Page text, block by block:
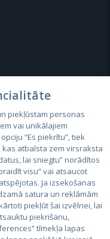
piekļūstam personas
vai unikālajiem
“Es piekrītu”, tiek
atbalsta zem virsraksta
lai sniegtu” norādītos
visu” vai atsaucot
Ja izsekošanas
satura un reklāmām
piekļūt šai izvēlnei, lai
piekrišanu,
tīmekļa lapas